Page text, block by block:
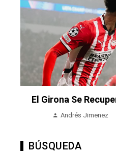
El Girona Se
Andrés Jimenez
BÚSQUEDA